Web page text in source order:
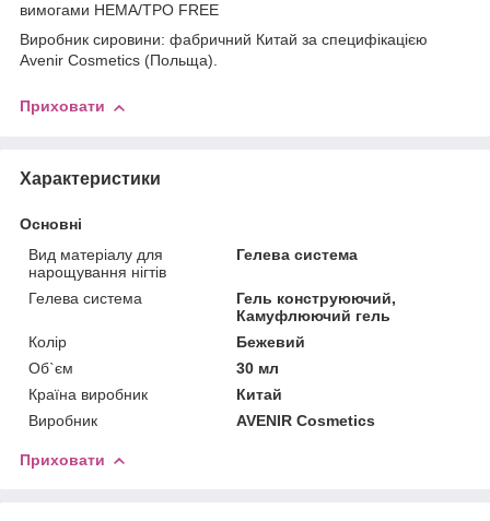
вимогами HEMA/TPO FREE
Виробник сировини: фабричний Китай за специфікацією
Avenir Cosmetics (Польща).
Приховати
Характеристики
Основні
Вид матеріалу для
нарощування нігтів
Гелева система
Гелева система
Гель конструюючий,
Камуфлюючий гель
Колір
Бежевий
Об`єм
30 мл
Країна виробник
Китай
Виробник
AVENIR Cosmetics
Приховати